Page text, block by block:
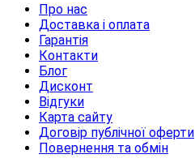
Про нас
Доставка і оплата
Гарантія
Контакти
Блог
Дисконт
Відгуки
Карта сайту
Договір публічної оферти
Повернення та обмін